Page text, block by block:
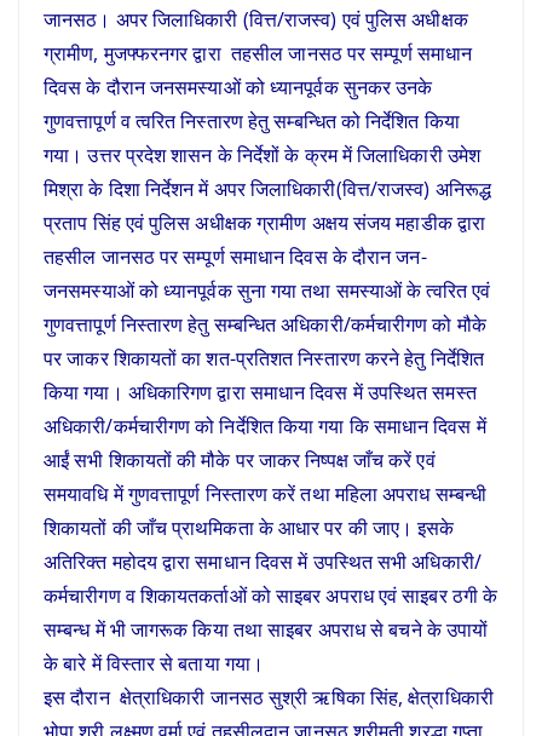
जानसठ। अपर जिलाधिकारी (वित्त/राजस्व) एवं पुलिस अधीक्षक
ग्रामीण, मुजफ्फरनगर द्वारा तहसील जानसठ पर सम्पूर्ण समाधान
दिवस के दौरान जनसमस्याओं को ध्यानपूर्वक सुनकर उनके
गुणवत्तापूर्ण व त्वरित निस्तारण हेतु सम्बन्धित को निर्देशित किया
गया। उत्तर प्रदेश शासन के निर्देशों के क्रम में जिलाधिकारी उमेश
मिश्रा के दिशा निर्देशन में अपर जिलाधिकारी(वित्त/राजस्व) अनिरूद्ध
प्रताप सिंह एवं पुलिस अधीक्षक ग्रामीण अक्षय संजय महाडीक द्वारा
तहसील जानसठ पर सम्पूर्ण समाधान दिवस के दौरान जन-
जनसमस्याओं को ध्यानपूर्वक सुना गया तथा समस्याओं के त्वरित एवं
गुणवत्तापूर्ण निस्तारण हेतु सम्बन्धित अधिकारी/कर्मचारीगण को मौके
पर जाकर शिकायतों का शत-प्रतिशत निस्तारण करने हेतु निर्देशित
किया गया। अधिकारिगण द्वारा समाधान दिवस में उपस्थित समस्त
अधिकारी/कर्मचारीगण को निर्देशित किया गया कि समाधान दिवस में
आईं सभी शिकायतों की मौके पर जाकर निष्पक्ष जाँच करें एवं
समयावधि में गुणवत्तापूर्ण निस्तारण करें तथा महिला अपराध सम्बन्धी
शिकायतों की जाँच प्राथमिकता के आधार पर की जाए। इसके
अतिरिक्त महोदय द्वारा समाधान दिवस में उपस्थित सभी अधिकारी/
कर्मचारीगण व शिकायतकर्ताओं को साइबर अपराध एवं साइबर ठगी के
सम्बन्ध में भी जागरूक किया तथा साइबर अपराध से बचने के उपायों
के बारे में विस्तार से बताया गया।
इस दौरान क्षेत्राधिकारी जानसठ सुश्री ऋषिका सिंह, क्षेत्राधिकारी